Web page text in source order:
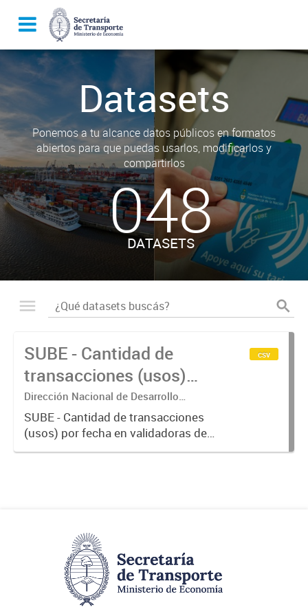
Datasets
Ponemos a tu alcance datos públicos en formatos
abiertos para que puedas usarlos, modificarlos y
compartirlos
048
DATASETS
SUBE - Cantidad de
transacciones (usos)
por fecha
Dirección Nacional de Desarrollo
Tecnológico - Ministerio de Transporte.
SUBE - Cantidad de transacciones
(usos) por fecha en validadoras de
la red SUBE.
csv